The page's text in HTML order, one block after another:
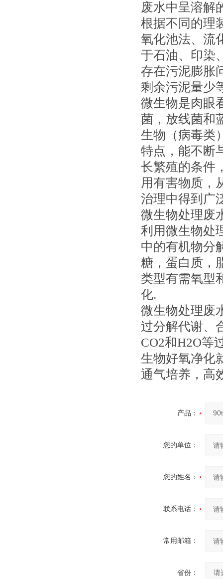
废水中呈溶解
根据不同的理
氧化池法、流
于石油、印染
存在污泥膨胀
剩余污泥量少
微生物是肉眼
菌，放线菌和
生物（病毒类
特点，能不断
长繁殖的条件
用有害物质，
治理中得到广
微生物处理废
利用微生物处
中的有机物分
糖，蛋白质，
类型有需氧型
化.
微生物处理废
过分解代谢、
CO2和H2O等
生物好氧净化
通气培养，高
产品：
您的单位：
您的姓名：
联系电话：
常用邮箱：
省份：